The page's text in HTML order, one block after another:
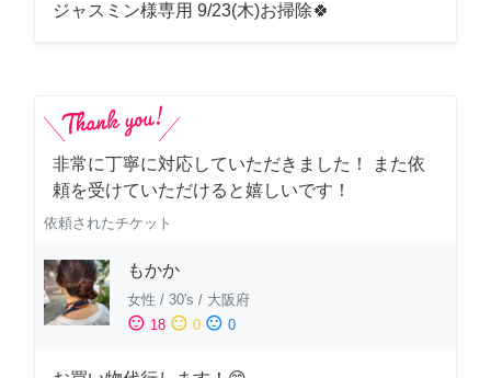
ジャスミン様専用 9/23(木)お掃除🍀
非常に丁寧に対応していただきました！ また依
頼を受けていただけると嬉しいです！
依頼されたチケット
もかか
女性 / 30's / 大阪府
sentiment_satisfied 18 sentiment_neutral 0 sentiment_dissatisfied 0